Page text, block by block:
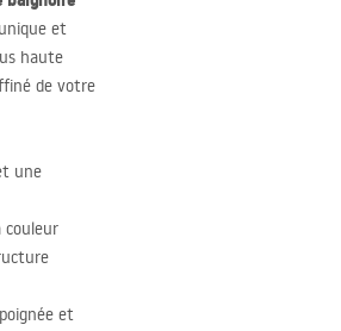
et
haute
de votre
une
couleur
et